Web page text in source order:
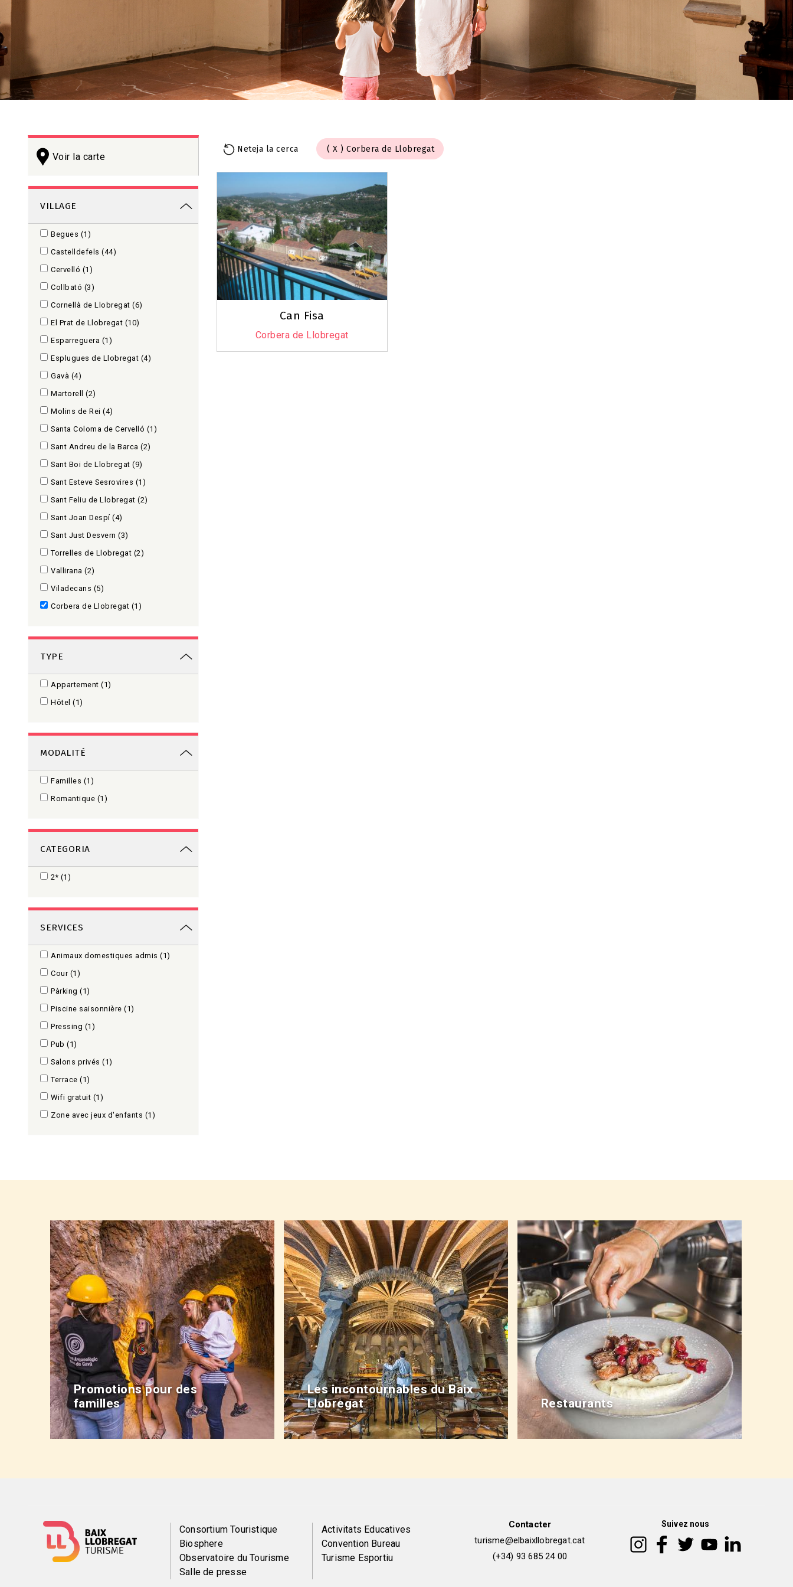
Neteja la cerca Corbera de Llobregat
−
Can Fisa
Corbera de Llobregat
Voir la carte
VILLAGE
Begues (1)
Castelldefels (44)
Cervelló (1)
Collbató (3)
Cornellà de Llobregat (6)
El Prat de Llobregat (10)
Esparreguera (1)
Esplugues de Llobregat (4)
Gavà (4)
Martorell
(2)
Molins de Rei (4)
Santa Coloma de Cervelló (1)
Sant Andreu de la Barca (2)
Sant Boi de Llobregat (9)
Sant Esteve Sesrovires (1)
Sant Feliu de Llobregat (2)
Sant Joan Despí (4)
Sant Just Desvern (3)
Torrelles de Llobregat (2)
Vallirana (2)
Viladecans (5)
Corbera de Llobregat (1)
TYPE
Appartement (1)
Hôtel (1)
MODALITÉ
Familles (1)
Romantique (1)
CATEGORIA
2 (1)
SERVICES
Animaux domestiques admis (1)
Cour (1)
Pàrking (1)
Piscine saisonnière (1)
Pressing (1)
Pub (1)
Salons privés (1)
Terrace (1)
Wifi gratuit (1)
Zone avec jeux d'enfants (1)
Promotions pour des
familles
Les incontournables du Baix
Llobregat
Restaurants
Menú
del
Consortium Touristique
Biosphere
Observatoire du Tourisme
Salle de presse
Peu
de
Activitats Educatives
Convention Bureau
Turisme Esportiu
Contacter
turisme@elbaixllobregat.cat
(+34) 93 685 24 00
Suivez nous